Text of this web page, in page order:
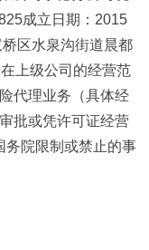
成立日期：2015
区水泉沟街道晨都
上级公司的经营范
代理业务（具体经
批或凭许可证经营
务院限制或禁止的事